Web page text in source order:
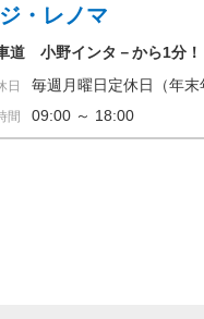
・レノマ
道 小野インタ－から1分！
日 毎週月曜日定休日（年末
間 09:00 ～ 18:00